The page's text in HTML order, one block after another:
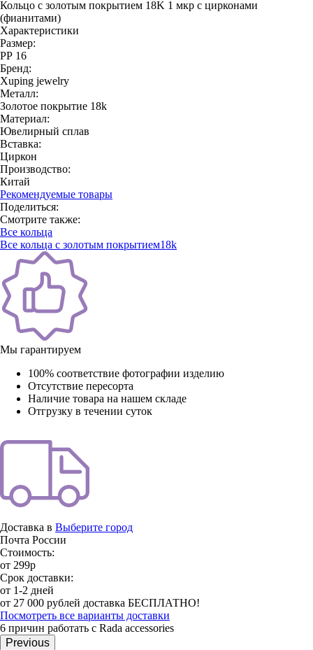
Кольцо с золотым покрытием 18K 1 мкр с цирконами
(фианитами)
Характеристики
Размер:
РР 16
Бренд:
Xuping jewelry
Металл:
Золотое покрытие 18k
Материал:
Ювелирный сплав
Вставка:
Циркон
Производство:
Китай
Рекомендуемые товары
Поделиться:
Смотрите также:
Все кольца
Все кольца с золотым покрытием18k
Мы гарантируем
100% соответствие фотографии изделию
Отсутствие пересорта
Наличие товара на нашем складе
Отгрузку в течении суток
Доставка в Выберите город
Почта России
Стоимость:
от 299р
Срок доставки:
от 1-2 дней
от 27 000 рублей доставка БЕСПЛАТНО!
Посмотреть все варианты доставки
6 причин работать с Rada accessories
Previous